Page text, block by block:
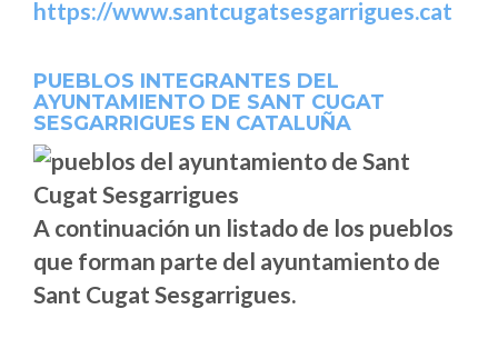
https://www.santcugatsesgarrigues.cat
PUEBLOS INTEGRANTES DEL
AYUNTAMIENTO DE SANT CUGAT
SESGARRIGUES EN CATALUÑA
A continuación un listado de los pueblos
que forman parte del ayuntamiento de
Sant Cugat Sesgarrigues.